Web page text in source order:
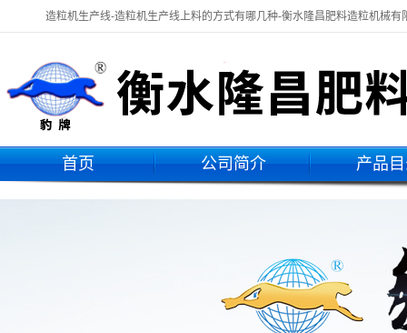
造粒机生产线-造粒机生产线上料的方式有哪几种-衡水隆昌肥料造粒机械有
首页 公司简介 产品